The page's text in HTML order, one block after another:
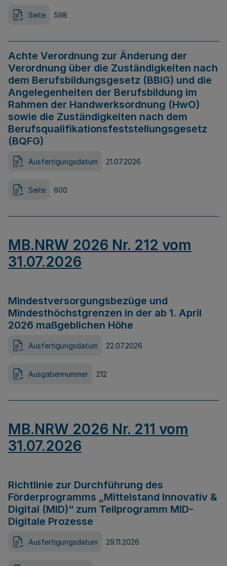
Seite 598
Achte Verordnung zur Änderung der
Verordnung über die Zuständigkeiten nach
dem Berufsbildungsgesetz (BBiG) und die
Angelegenheiten der Berufsbildung im
Rahmen der Handwerksordnung (HwO)
sowie die Zuständigkeiten nach dem
Berufsqualifikationsfeststellungsgesetz
(BQFG)
Ausfertigungsdatum 21.07.2026
Seite 600
MB.NRW 2026 Nr. 212 vom
31.07.2026
Mindestversorgungsbezüge und
Mindesthöchstgrenzen in der ab 1. April
2026 maßgeblichen Höhe
Ausfertigungsdatum 22.07.2026
Ausgabennummer 212
MB.NRW 2026 Nr. 211 vom
31.07.2026
Richtlinie zur Durchführung des
Förderprogramms „Mittelstand Innovativ &
Digital (MID)“ zum Teilprogramm MID-
Digitale Prozesse
Ausfertigungsdatum 29.11.2026